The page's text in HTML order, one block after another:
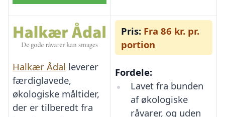
Halkær Ådal leverer
færdiglavede,
økologiske måltider,
der er tilberedt fra
Pris: Fra 86 kr. pr.
portion
Fordele:
Lavet fra bunden
af økologiske
råvarer, og uden